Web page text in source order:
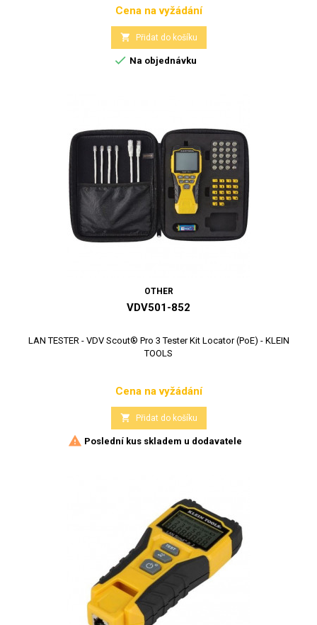
Cena
Cena na vyžádání
 Přidat do košíku
 Na objednávku
OTHER
VDV501-852
LAN TESTER - VDV Scout® Pro 3 Tester Kit Locator (PoE) - KLEIN
TOOLS
Cena
Cena na vyžádání
 Přidat do košíku
 Poslední kus skladem u dodavatele